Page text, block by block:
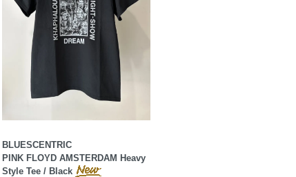
BLUESCENTRIC
PINK FLOYD AMSTERDAM Heavy
Style Tee / Black